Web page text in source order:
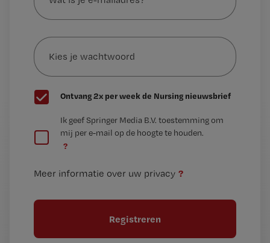
je
mailadres?
Kies
je
wachtwoord
G
e
t
Ontvang 2x per week de Nursing nieuwsbrief
e
t
l
Ik geef Springer Media B.V. toestemming om
mij per e-mail op de hoogte te houden.
?
Meer informatie over uw privacy ?